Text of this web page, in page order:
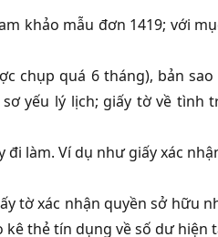
khảo mẫu đơn 1419; với
chụp quá 6 tháng), bản
yếu lý lịch; giấy tờ về tình
đi làm. Ví dụ như giấy xác
tờ xác nhận quyền sở hữu
kê thẻ tín dụng về số dư hiện